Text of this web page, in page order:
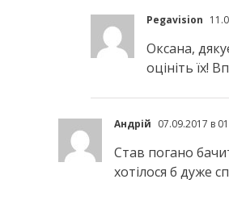
Pegavision
Оксана,
оцініть їх!
Андрій 07.09.2017 в
Став погано
хотілося б дуже